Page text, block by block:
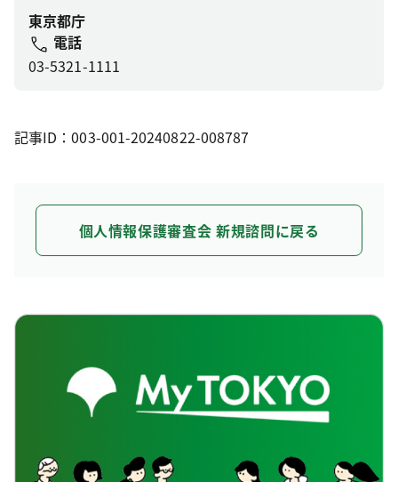
東京都庁
電話
03-5321-1111
記事ID：003-001-20240822-008787
個人情報保護審査会 新規諮問に戻る